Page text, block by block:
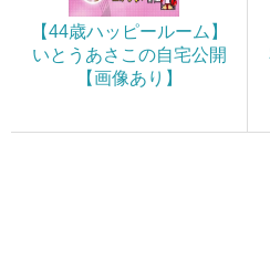
【44歳ハッピールーム】
いとうあさこの自宅公開
【画像あり】